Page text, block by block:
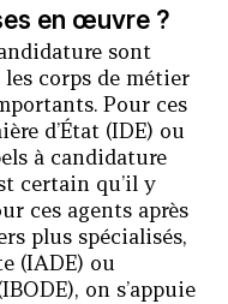
en œuvre ?
sont
corps de métier
Pour ces
d’État (IDE) ou
à candidature
certain qu’il y
ces agents après
plus spécialisés,
(IADE) ou
on s’appuie